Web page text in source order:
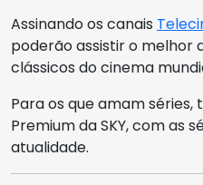
Assinando os canais
poderão assistir o melhor
clássicos do cinema
Para os que amam séries,
Premium da SKY, com as
atualidade.